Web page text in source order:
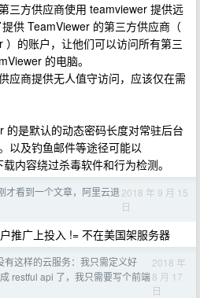
三方供应商使用 teamviewer 提供远
供 TeamViewer 的第三方供应商（
的账户，让他们可以访问所有第三
的电脑。
应商提供无人值守访问，应该仅在需
的是默认的动态密码长度对常驻后台
以及钓鱼邮件等途径可能以
内容绕过杀毒软件和行为检测。
才看到一个文章，阿里云退 2018 年 9 月 15
日
推广上投入 != 不在美国架服务器
有这样的云服务：我只需定义好
restful api 了，我只需要写个前端
2018 年
8 月 17
日